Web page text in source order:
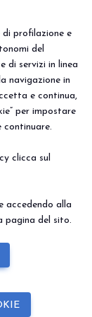
profilazione e
del
di servizi in linea
navigazione in
e continua,
per impostare
continuare.
clicca sul
accedendo alla
pagina del sito.
speciali
47921 Rimini
Cap. Soc.